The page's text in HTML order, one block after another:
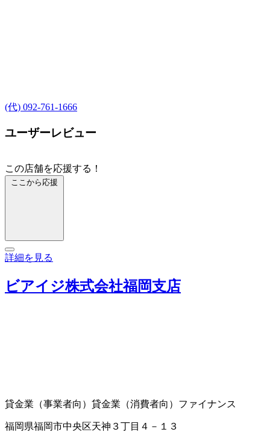
(代) 092-761-1666
ユーザーレビュー
この店舗を応援する！
ここから応援
詳細を見る
ビアイジ株式会社福岡支店
貸金業（事業者向） 貸金業（消費者向） ファイナンス
福岡県福岡市中央区天神３丁目４－１３